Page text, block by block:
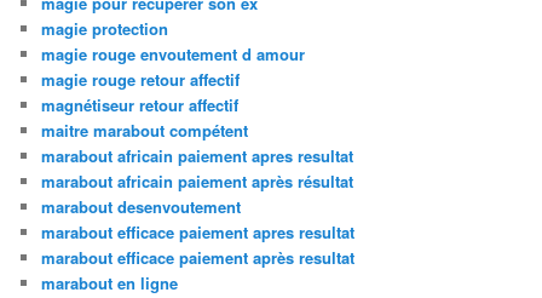
magie protection
magie rouge envoutement d amour
magie rouge retour affectif
magnétiseur retour affectif
maitre marabout compétent
marabout africain paiement apres resultat
marabout africain paiement après résultat
marabout desenvoutement
marabout efficace paiement apres resultat
marabout efficace paiement après resultat
marabout en ligne